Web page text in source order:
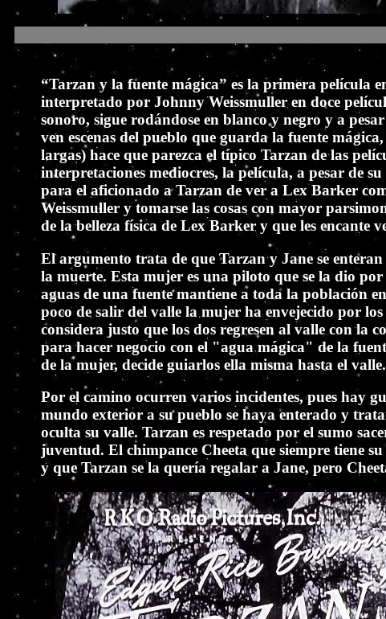
“Tarzan y la fuente mágica” es la primera película
interpretado por Johnny Weissmuller en doce
sonoro, sigue rodándose en blanco y negro y a
ven escenas del pueblo que guarda la fuente
largas) hace que parezca el típico Tarzan de las
interpretaciones mediocres, la película, a pesar de
para el aficionado a Tarzan de ver a Lex Barker
Weissmuller y tomarse las cosas con mayor
de la belleza física de Lex Barker y que les encante
El argumento trata de que Tarzan y Jane se
la muerte. Esta mujer es una piloto que se la dio
aguas de una fuente mantiene a toda la población
poco de salir del valle la mujer ha envejecido por
considera justo que los dos regresen al valle con la
para hacer negocio con el "agua mágica" de la
de la mujer, decide guiarlos ella misma hasta el
Por el camino ocurren varios incidentes, pues hay
mundo exterior a su pueblo se haya enterado y
oculta su valle. Tarzan es respetado por el sumo
juventud. El chimpance Cheeta que siempre tiene
y que Tarzan se la quería regalar a Jane, pero